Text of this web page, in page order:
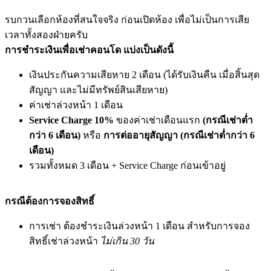
รบกวนเลือกห้องที่สนใจจริง ก่อนเปิดห้อง เพื่อไม่เป็นการเสีย
เวลาทั้งสองฝ่ายครับ
การชำระเงินเพื่อเช่าคอนโด แบ่งเป็นดังนี้
เงินประกันความเสียหาย 2 เดือน (ได้รับเงินคืน เมื่อสิ้นสุด
สัญญา และไม่มีทรัพย์สินเสียหาย)
ค่าเช่าล่วงหน้า 1 เดือน
Service Charge 10% ของค่าเช่าเดือนแรก (กรณีเช่าต่ำ
กว่า 6 เดือน) หรือ การต่ออายุสัญญา (กรณีเช่าต่ำกว่า 6
เดือน)
รวมทั้งหมด 3 เดือน + Service Charge ก่อนเข้าอยู่
กรณีต้องการจองสิทธิ์
การเช่า ต้องชำระเงินล่วงหน้า 1 เดือน สำหรับการจอง
สิทธิ์เช่าล่วงหน้า ไม่เกิน 30 วัน